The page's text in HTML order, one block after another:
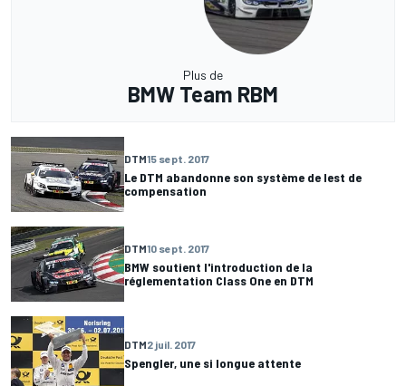
Plus de
BMW Team RBM
DTM15 sept. 2017
Le DTM abandonne son système de lest de
compensation
DTM10 sept. 2017
BMW soutient l'introduction de la
réglementation Class One en DTM
DTM2 juil. 2017
Spengler, une si longue attente